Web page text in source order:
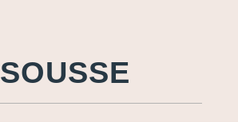
SOUSSE